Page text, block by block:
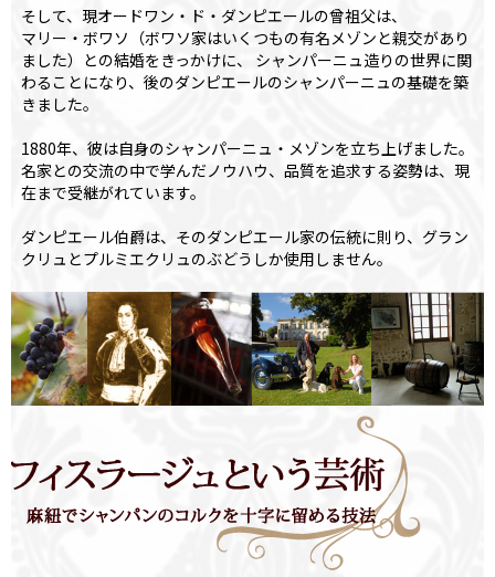
そして、現オードワン・ド・ダンピエールの曾祖父は、
マリー・ボワソ（ボワソ家はいくつもの有名メゾンと親交があり
ました）との結婚をきっかけに、 シャンパーニュ造りの世界に関
わることになり、後のダンピエールのシャンパーニュの基礎を築
きました。
1880年、彼は自身のシャンパーニュ・メゾンを立ち上げました。
名家との交流の中で学んだノウハウ、品質を追求する姿勢は、現
在まで受継がれています。
ダンピエール伯爵は、そのダンピエール家の伝統に則り、グラン
クリュとプルミエクリュのぶどうしか使用しません。